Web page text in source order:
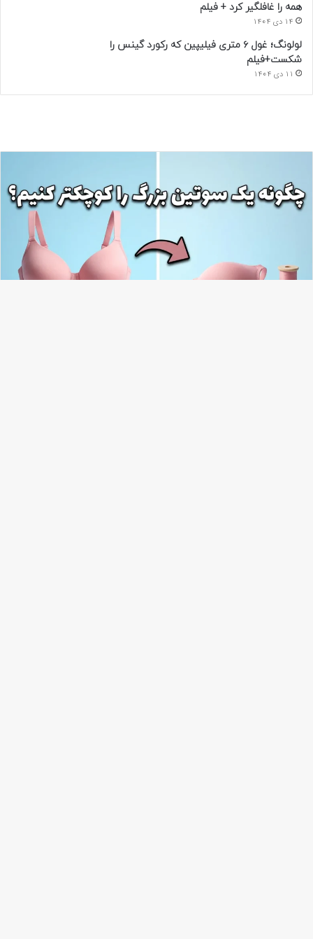
همه را غافلگیر کرد + فیلم
14 دی 1404
لولونگ؛ غول ۶ متری فیلیپین که رکورد گینس را
شکست+فیلم
11 دی 1404